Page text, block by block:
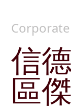
願景
集團
管理
主席
旅遊
酒店
文化與消閑
新聞
監管
財務
公告
可持續發展管理
管治架構
可持續發展目
信
區